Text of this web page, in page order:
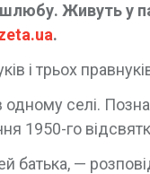
Живуть у
.
і трьох
селі.
1950-го
батька, —